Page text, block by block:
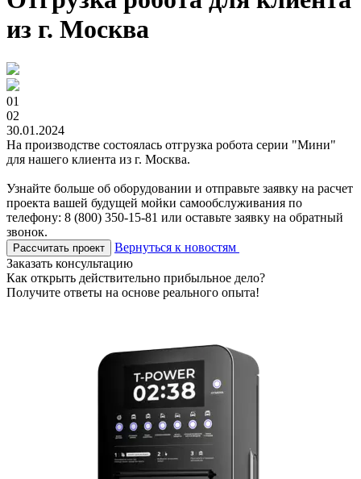
из г. Москва
01
02
30.01.2024
На производстве состоялась отгрузка робота серии "Мини"
для нашего клиента из г. Москва.
Узнайте больше об оборудовании и отправьте заявку на расчет
проекта вашей будущей мойки самообслуживания по
телефону: 8 (800) 350-15-81 или оставьте заявку на обратный
звонок.
Рассчитать проект
Вернуться к новостям
Заказать консультацию
Как открыть действительно прибыльное дело?
Получите ответы на основе реального опыта!